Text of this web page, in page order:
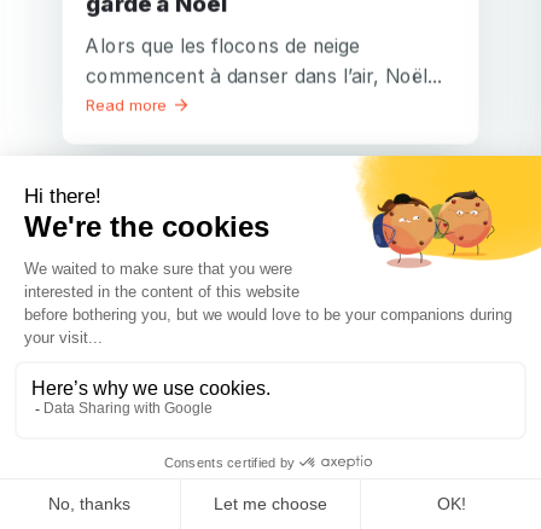
Alors que les flocons de neige
commencent à danser dans l’air, Noël...
Read more